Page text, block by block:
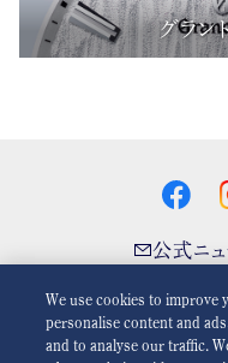
グラン
公式ニ
We use cookies to improve
personalise content and
and to analyse our traffic.